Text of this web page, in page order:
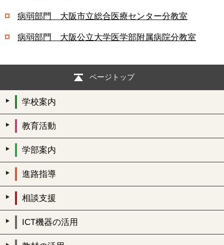
病弱部門 大阪市立総合医療センター分教室
病弱部門 大阪公立大学医学部附属病院分教室
ページトップ
学校案内
教育活動
学部案内
進路指導
相談支援
ICT機器の活用